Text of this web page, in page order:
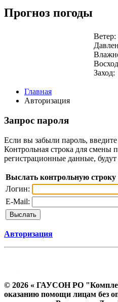
Прогноз погоды
Ветер:
Заход:
Главная
Авторизация
Запрос пароля
Если вы забыли пароль,
Контрольная строка для смены
регистрационные данные,
Выслать контрольную строку
Логин:
E-Mail:
Авторизация
© 2026 « ГАУСОН РО
оказанию помощи лицам без